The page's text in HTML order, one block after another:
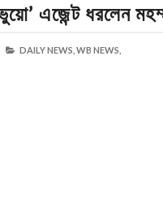
এজেন্ট ধরলেন
DAILY NEWS, WB NEWS,